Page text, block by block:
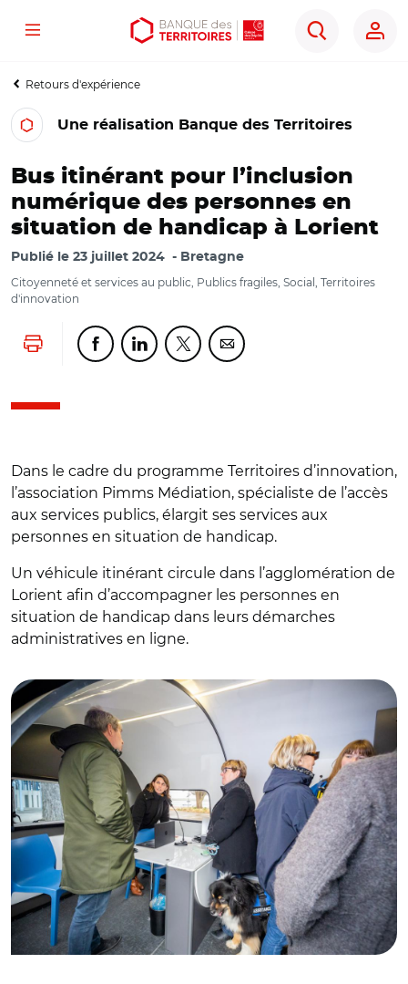
Aller
contenu
Aller
menu
Ouvrir
outils
Menu
Rechercher
Retours d'expérience
Une réalisation Banque des Territoires
Bus itinérant pour l’inclusion
numérique des personnes en
situation de handicap à Lorient
Publié le 23 juillet 2024 Bretagne
Citoyenneté et services au public, Publics fragiles, Social, Territoires
d'innovation
Lancer l'impressionPartager cette page sur Facebook
Partager cette page sur Linkedin
Partager cette page sur Twitter
Partager cette page sur
Dans le cadre du programme Territoires d’innovation,
l’association Pimms Médiation, spécialiste de l’accès
aux services publics, élargit ses services aux
personnes en situation de handicap.
Un véhicule itinérant circule dans l’agglomération de
Lorient afin d’accompagner les personnes en
situation de handicap dans leurs démarches
administratives en ligne.